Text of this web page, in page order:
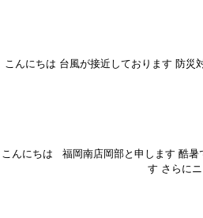
こんにちは 台風が接近しております 防災
こんにちは 福岡南店岡部と申します 酷暑
す さらに